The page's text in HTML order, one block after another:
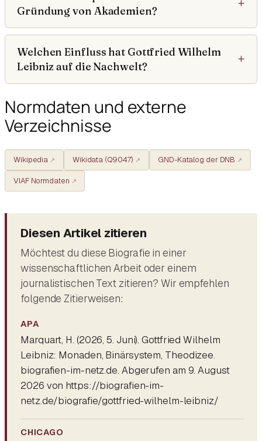
Gründung von Akademien?
Welchen Einfluss hat Gottfried Wilhelm
Leibniz auf die Nachwelt?
Normdaten und externe
Verzeichnisse
Wikipedia Wikidata (Q9047) GND-Katalog der DNB
VIAF Normdaten
Diesen Artikel zitieren
Möchtest du diese Biografie in einer
wissenschaftlichen Arbeit oder einem
journalistischen Text zitieren? Wir empfehlen
folgende Zitierweisen:
APA
Marquart, H. (2026, 5. Juni).Gottfried Wilhelm
Leibniz: Monaden, Binärsystem, Theodizee.
biografien-im-netz.de. Abgerufen am 9. August
2026 von https://biografien-im-
netz.de/biografie/gottfried-wilhelm-leibniz/
CHICAGO